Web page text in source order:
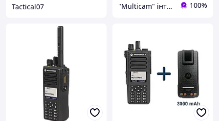
Tactical07 "Multicam" інтернет магазин 100%